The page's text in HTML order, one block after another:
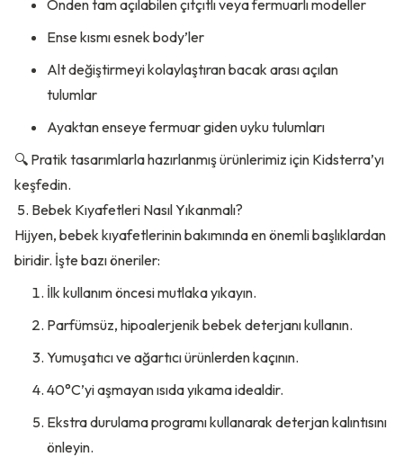
Önden tam açılabilen çıtçıtlı veya fermuarlı modeller
Ense kısmı esnek body’ler
Alt değiştirmeyi kolaylaştıran bacak arası açılan
tulumlar
Ayaktan enseye fermuar giden uyku tulumları
🔍 Pratik tasarımlarla hazırlanmış ürünlerimiz için Kidsterra’yı
keşfedin.
5. Bebek Kıyafetleri Nasıl Yıkanmalı?
Hijyen, bebek kıyafetlerinin bakımında en önemli başlıklardan
biridir. İşte bazı öneriler:
İlk kullanım öncesi mutlaka yıkayın.
Parfümsüz, hipoalerjenik bebek deterjanı kullanın.
Yumuşatıcı ve ağartıcı ürünlerden kaçının.
40°C’yi aşmayan ısıda yıkama idealdir.
Ekstra durulama programı kullanarak deterjan kalıntısını
önleyin.